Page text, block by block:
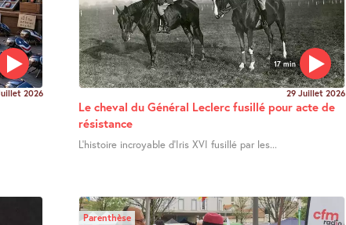
2026
17 min
29 Juillet 2026
Le cheval du Général Leclerc fusillé pour acte de
résistance
L’histoire incroyable d’Iris XVI fusillé par les...
Parenthèse